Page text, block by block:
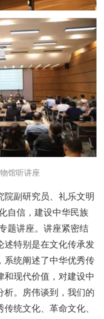
馆听讲座
副研究员、礼乐文明
自信，建设中华民族
题讲座。讲座紧密结
述特别是在文化传承发
系统阐述了中华优秀传
和现代价值，对建设中
析。房伟谈到，我们的
统文化、革命文化、